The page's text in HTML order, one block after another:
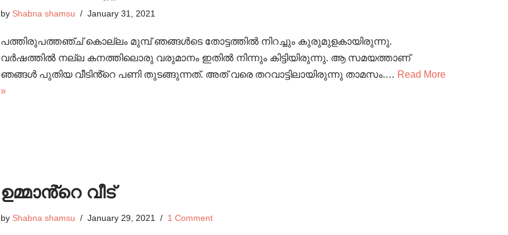
by Shabna shamsu January 31, 2021
പത്തിരുപത്തഞ്ച് കൊല്ലം മുമ്പ് ഞങ്ങൾടെ തോട്ടത്തിൽ നിറച്ചും കുരുമുളകായിരുന്നു.
വർഷത്തിൽ നല്ല കനത്തിലൊരു വരുമാനം ഇതിൽ നിന്നും കിട്ടിയിരുന്നു. ആ സമയത്താണ്
ഞങ്ങൾ പുതിയ വീടിൻ്റെ പണി തുടങ്ങുന്നത്. അത് വരെ തറവാട്ടിലായിരുന്നു താമസം.… Read More
»
ഉമ്മാൻ്റെ വീട്
by Shabna shamsu January 29, 2021 1 Comment